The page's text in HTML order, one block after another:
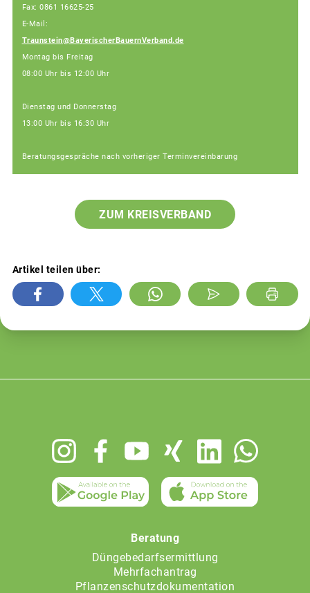
Fax: 0861 16625-25
E-Mail:
Traunstein@BayerischerBauernVerband.de
Montag bis Freitag
08:00 Uhr bis 12:00 Uhr
Dienstag und Donnerstag
13:00 Uhr bis 16:30 Uhr
Beratungsgespräche nach vorheriger Terminvereinbarung
ZUM KREISVERBAND
Artikel teilen über:
Beratung
Düngebedarfsermittlung
Mehrfachantrag
Pflanzenschutzdokumentation